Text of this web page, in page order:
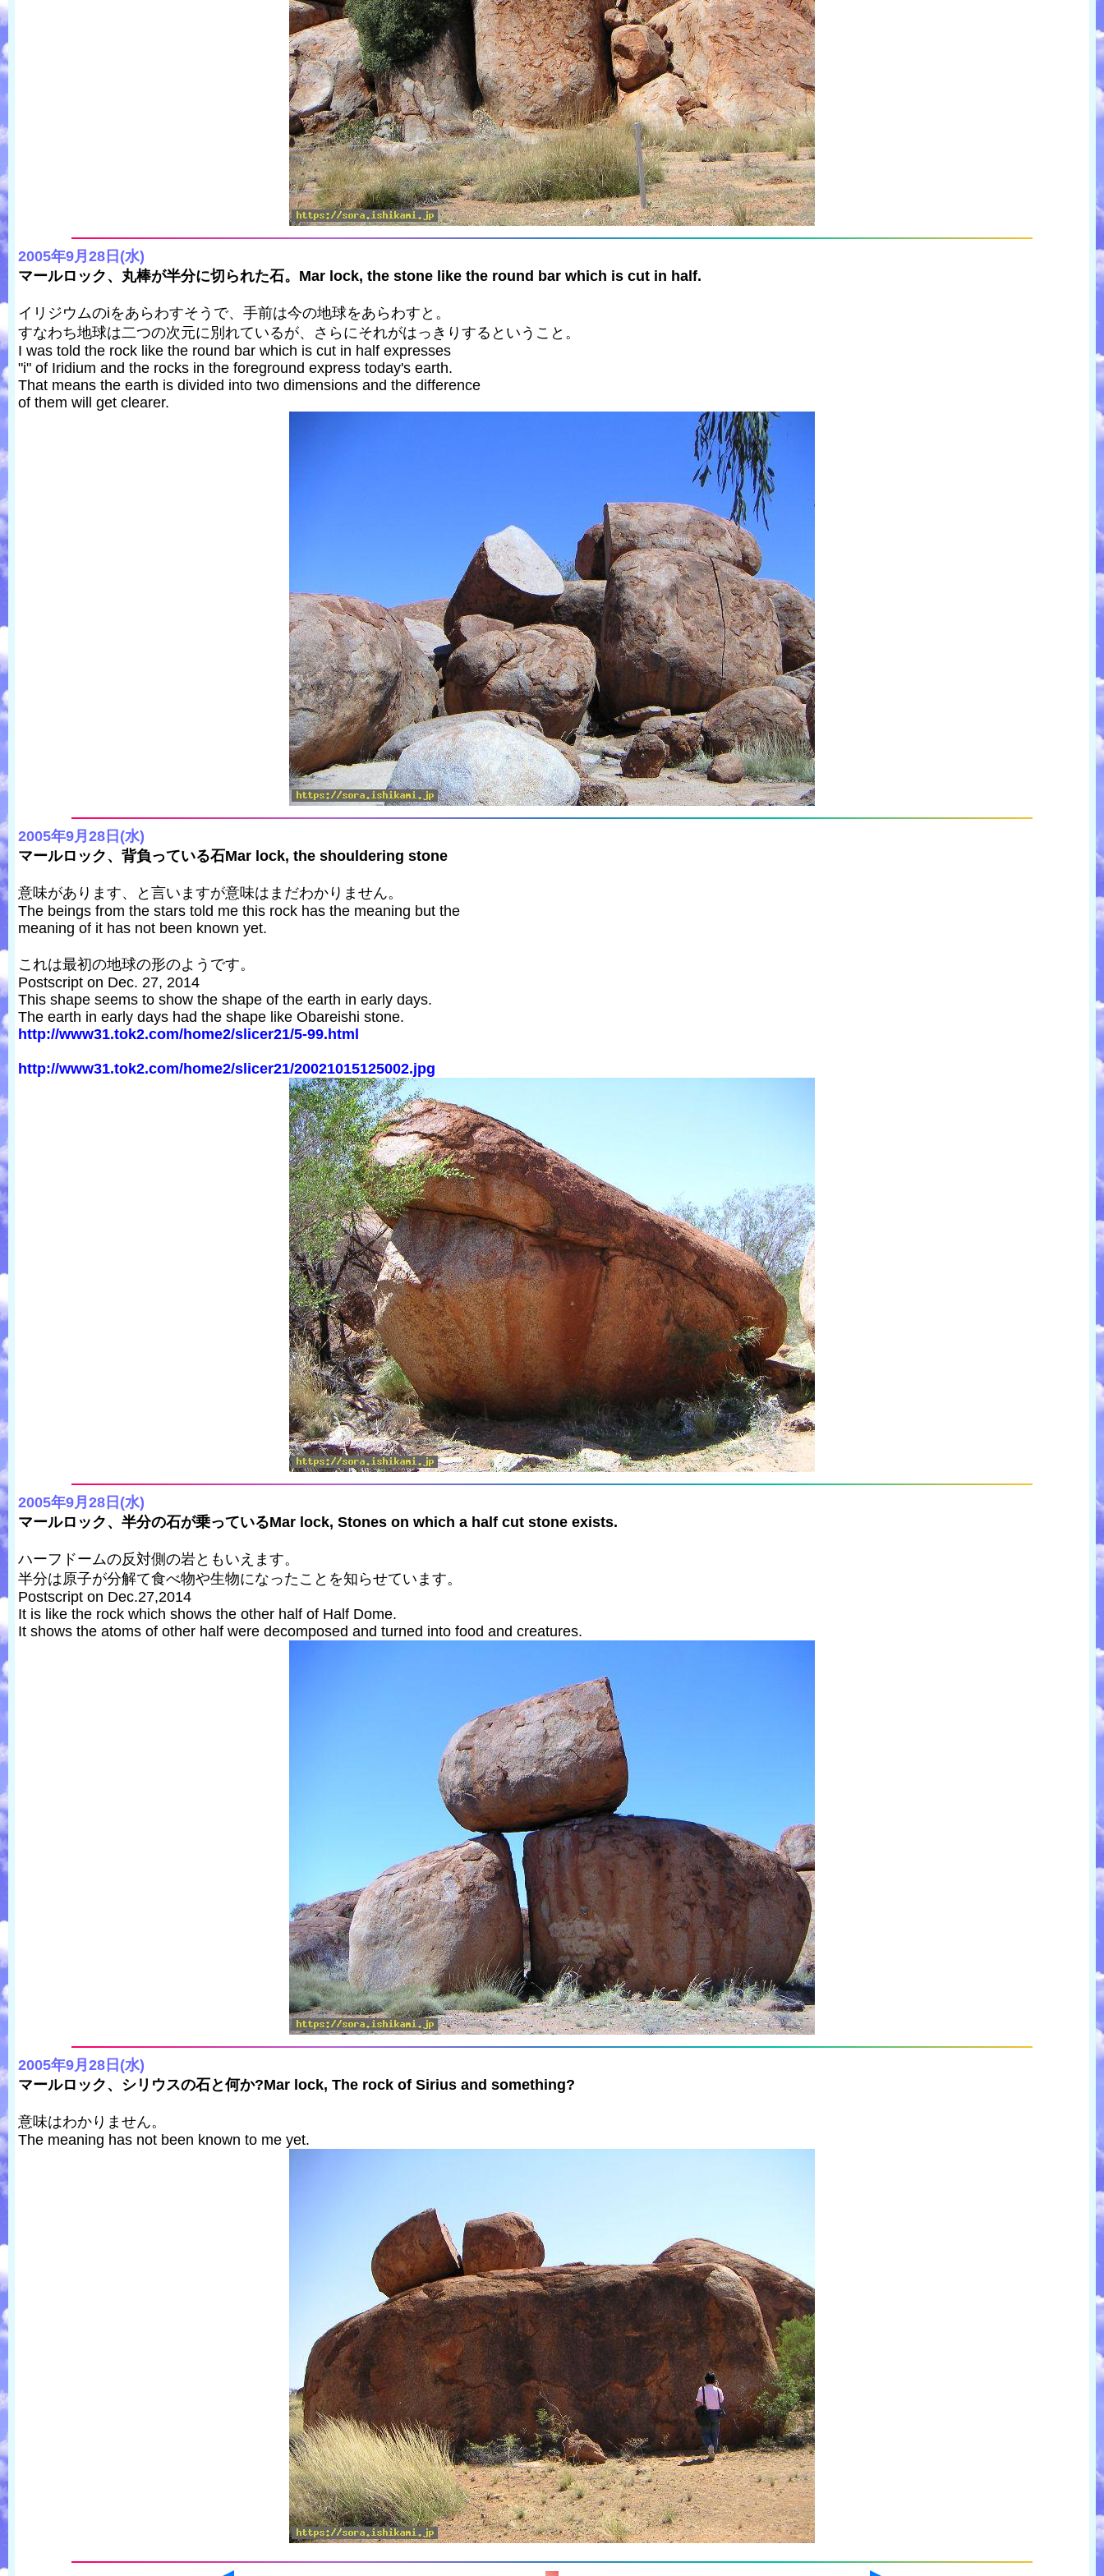
2005年9月28日(水)
マールロック、丸棒が半分に切られた石。Mar lock, the stone like the round bar which is cut in half.
イリジウムのiをあらわすそうで、手前は今の地球をあらわすと。
すなわち地球は二つの次元に別れているが、さらにそれがはっきりするということ。
I was told the rock like the round bar which is cut in half expresses
"i" of Iridium and the rocks in the foreground express today's earth.
That means the earth is divided into two dimensions and the difference
of them will get clearer.
2005年9月28日(水)
マールロック、背負っている石Mar lock, the shouldering stone
意味があります、と言いますが意味はまだわかりません。
The beings from the stars told me this rock has the meaning but the
meaning of it has not been known yet.
これは最初の地球の形のようです。
Postscript on Dec. 27, 2014
This shape seems to show the shape of the earth in early days.
The earth in early days had the shape like Obareishi stone.
http://www31.tok2.com/home2/slicer21/5-99.html
http://www31.tok2.com/home2/slicer21/20021015125002.jpg
2005年9月28日(水)
マールロック、半分の石が乗っているMar lock, Stones on which a half cut stone exists.
ハーフドームの反対側の岩ともいえます。
半分は原子が分解て食べ物や生物になったことを知らせています。
Postscript on Dec.27,2014
It is like the rock which shows the other half of Half Dome.
It shows the atoms of other half were decomposed and turned into food and creatures.
2005年9月28日(水)
マールロック、シリウスの石と何か?Mar lock, The rock of Sirius and something?
意味はわかりません。
The meaning has not been known to me yet.